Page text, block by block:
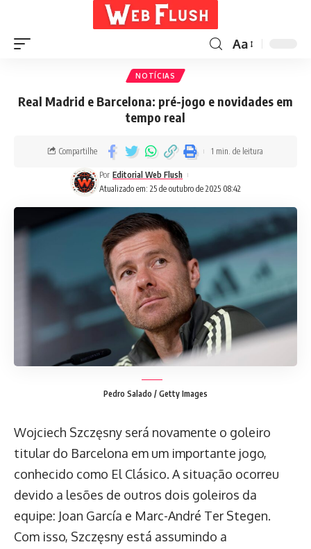
Aa
NOTÍCIAS
Real Madrid e Barcelona: pré-jogo e novidades em
tempo real
Atualizado em: 25 de outubro de 2025 08:42
Por Editorial Web Flush
Compartilhe 1 min. de leitura
Pedro Salado / Getty Images
Wojciech Szczęsny será novamente o goleiro
titular do Barcelona em um importante jogo,
conhecido como El Clásico. A situação ocorreu
devido a lesões de outros dois goleiros da
equipe: Joan García e Marc-André Ter Stegen.
Com isso, Szczęsny está assumindo a